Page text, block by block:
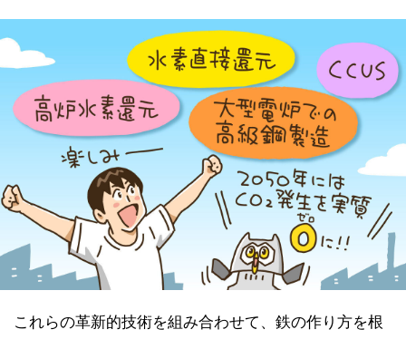
これらの革新的技術を組み合わせて、鉄の作り方を根